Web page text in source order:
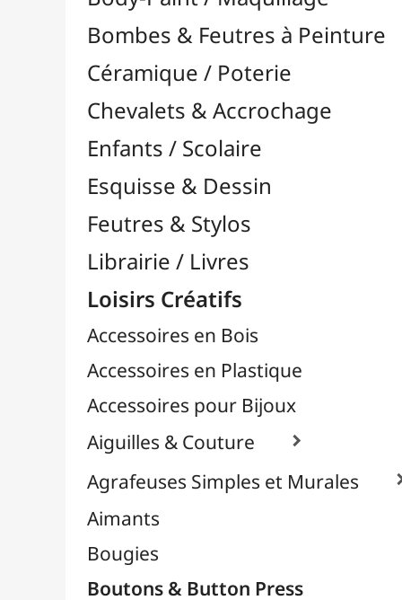
Feutres & Stylos
Librairie / Livres
Loisirs Créatifs
Accessoires en Bois
Accessoires en Plastique
Accessoires pour Bijoux
Aiguilles & Couture

Agrafeuses Simples et Murales 
Aimants
Bougies
Boutons & Button Press
Clous / Pointes / Épingles
Coloriage
Crochets de Tricot
Divers
Effets Oxydation / Rouille
Emporte-Pièces & Perforatrices
Feuilles Métallisées & Foils
Feutrines & Caoutchouc Mousse
Fibres & Raphia
Fil Nylon & Elastiques
Fils Métalliques
Fleurs en Papier & Décors